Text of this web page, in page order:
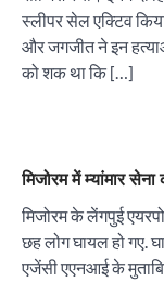
स्लीपर सेल एक्टिव
और जगजीत ने इन
को शक था कि […]
मिजोरम में म्यांमार
मिजोरम के लेंगपुई
छह लोग घायल हो गए.
एजेंसी एएनआई के